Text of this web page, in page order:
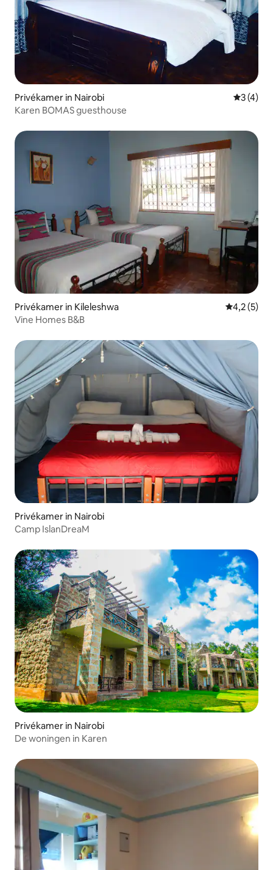
Privékamer in Nairobi
3 (4)
Karen BOMAS guesthouse
Privékamer in Kileleshwa
4,2 (5)
Vine Homes B&B
Privékamer in Nairobi
Camp IslanDreaM
Privékamer in Nairobi
De woningen in Karen